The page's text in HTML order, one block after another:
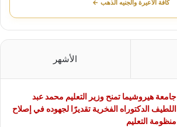
كافة الأعيرة والجنيه الذهب ←
الأشهر
جامعة هيروشيما تمنح وزير التعليم محمد عبد
اللطيف الدكتوراه الفخرية تقديرًا لجهوده في إصلاح
منظومة التعليم